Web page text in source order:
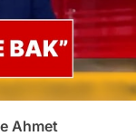
Ahmet